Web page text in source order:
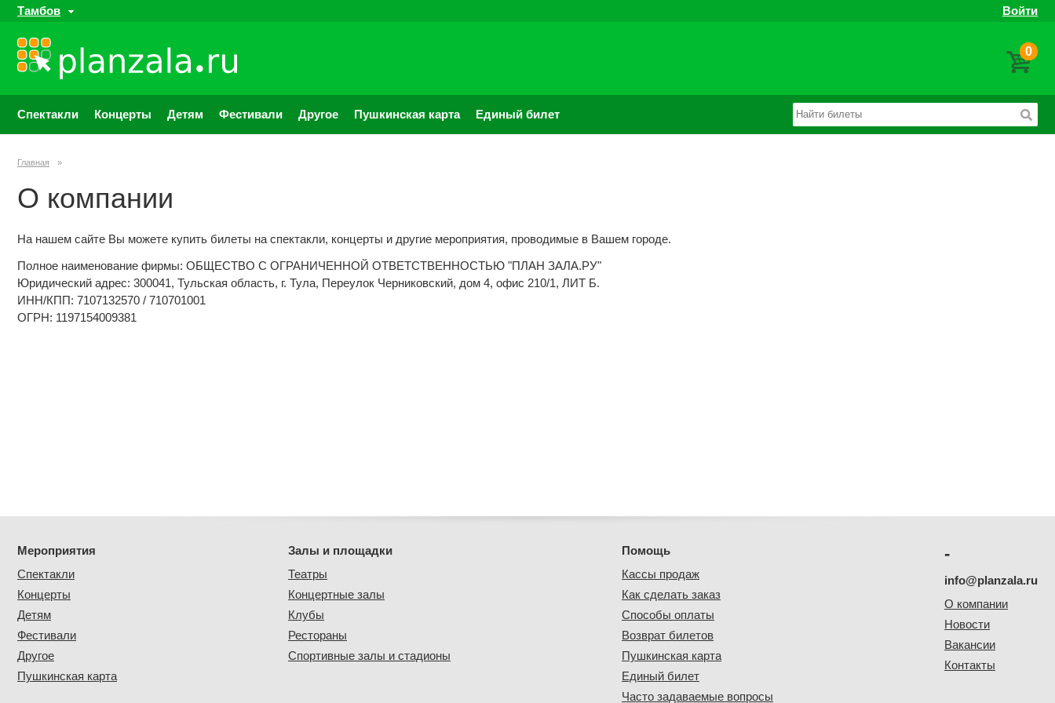
Тамбов Войти
0
Спектакли Концерты Детям Фестивали Другое Пушкинская карта Единый билет
Главная »
О компании
На нашем сайте Вы можете купить билеты на спектакли, концерты и другие мероприятия, проводимые в Вашем городе.
Полное наименование фирмы: ОБЩЕСТВО С ОГРАНИЧЕННОЙ ОТВЕТСТВЕННОСТЬЮ "ПЛАН ЗАЛА.РУ"
Юридический адрес: 300041, Тульская область, г. Тула, Переулок Черниковский, дом 4, офис 210/1, ЛИТ Б.
ИНН/КПП: 7107132570 / 710701001
ОГРН: 1197154009381
Мероприятия
Спектакли
Концерты
Детям
Фестивали
Другое
Пушкинская карта
Залы и площадки
Театры
Концертные залы
Клубы
Рестораны
Спортивные залы и стадионы
Помощь
Кассы продаж
Как сделать заказ
Способы оплаты
Возврат билетов
Пушкинская карта
Единый билет
Часто задаваемые вопросы
-
info@planzala.ru
О компании
Новости
Вакансии
Контакты